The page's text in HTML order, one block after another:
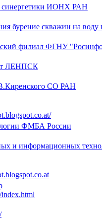
синергетики ИОНХ РАН
бурение скважин на воду
филиал ФГНУ
ЛЕНПСК
СО РАН
ФМБА России
и информационных